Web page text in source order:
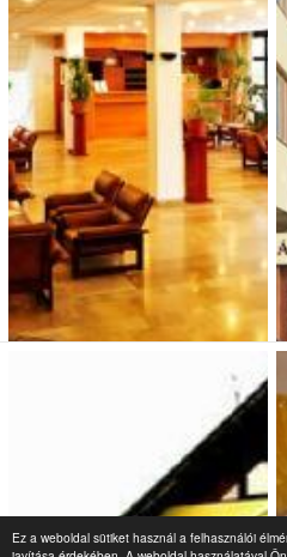
Ez a weboldal sütiket használ a felhasználói
1051 Budapest, Sas utca 9.
Típusa: apartmanok •
SZÉP-kártya:
• Klíma:
• WIFI:
•
Megnézem
Római Hotel Budapest